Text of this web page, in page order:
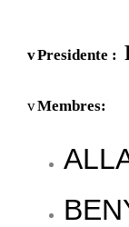
vPresidente :
vMembres: